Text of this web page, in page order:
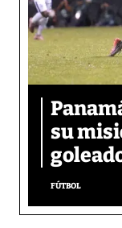
su
FÚTBOL